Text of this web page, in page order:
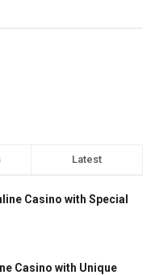
Latest
Casino with Special
Casino with Unique